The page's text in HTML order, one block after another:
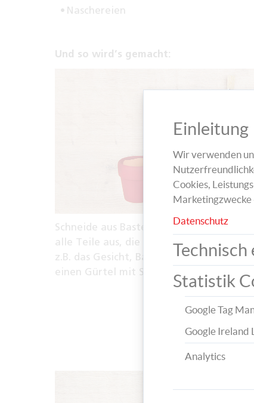
Naschereien
Und so wird’s gemacht:
Schneide aus Bastelfilz und
alle Teile aus, die du für den Nikolo
z.B. das Gesicht, Bart und Haare, die
einen Gürtel mit Schnalle.
Einleitung
Wir verwenden
Cookies,
Marketingzwecke
Datenschutz
Statistik
Google Tag
Google Ireland
Analytics